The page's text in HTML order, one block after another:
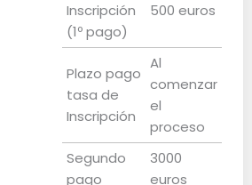
Inscripción
(1º pago)
500 euros
Plazo pago
tasa de
Inscripción
Al
comenzar
el
proceso
Segundo
pago
3000
euros